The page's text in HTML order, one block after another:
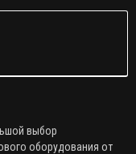
выбор
оборудования от